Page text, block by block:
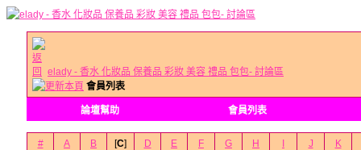
elady - 香水 化妝品 保養品 彩妝 美容 禮品 包包- 討論區
會員列表
論壇幫助 會員列表
# A B [C] D E F G H J K